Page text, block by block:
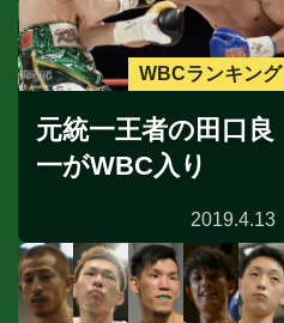
WBCランキング
元統一王者の田口良
一がWBC入り
2019.4.13